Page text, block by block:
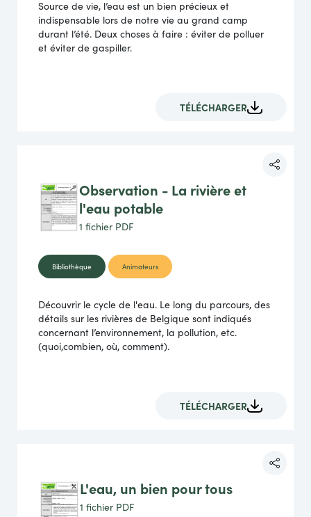
Source de vie, l’eau est un bien précieux et
indispensable lors de notre vie au grand camp
durant l’été. Deux choses à faire : éviter de polluer
et éviter de gaspiller.
TÉLÉCHARGER
Observation - La rivière et
l'eau potable
1 fichier PDF
Bibliothèque Animateurs
Découvrir le cycle de l'eau. Le long du parcours, des
détails sur les rivières de Belgique sont indiqués
concernant l’environnement, la pollution, etc.
(quoi,combien, où, comment).
TÉLÉCHARGER
L'eau, un bien pour tous
1 fichier PDF